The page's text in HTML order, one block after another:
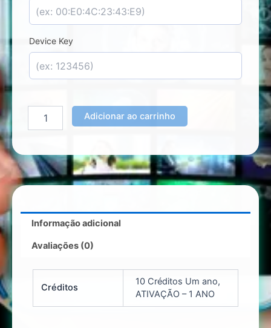
Device Key
Adicionar ao carrinho
Informação adicional
Avaliações (0)
Créditos
10 Créditos Um ano,
ATIVAÇÃO – 1 ANO